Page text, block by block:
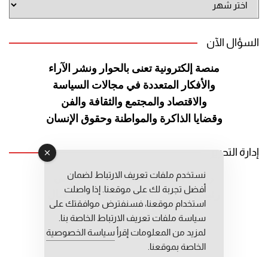
الموقع
السؤال الآن
منصة إلكترونية تعنى بالحوار ونشر
الآراء
والأفكار المتعددة في مجالات السياسة
والاقتصاد والمجتمع والثقافة والفن
وقضايا الذاكرة والمواطنة وحقوق الإنسان
إدارة التحرير
رئيس التحرير: عبد الرحيم التوراني
رئيس التحرير المساعد: المعطي قبال
مديرة التحرير: فاطمة حوحو
نستخدم ملفات تعريف الارتباط لضمان
أفضل تجربة لك على موقعنا. إذا واصلت
استخدام موقعنا، فسنفترض موافقتك على
سياسة ملفات تعريف الارتباط الخاصة بنا.
لمزيد من المعلومات إقرأ سياسة الخصوصية
الخاصة بموقعنا.